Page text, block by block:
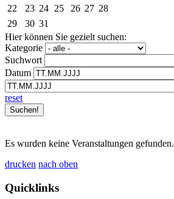
22
23 24 25 26 27 28
29
30 31
Hier können Sie gezielt suchen:
Kategorie
Suchwort
Datum
reset
Es wurden keine Veranstaltungen gefunden.
drucken nach oben
Quicklinks